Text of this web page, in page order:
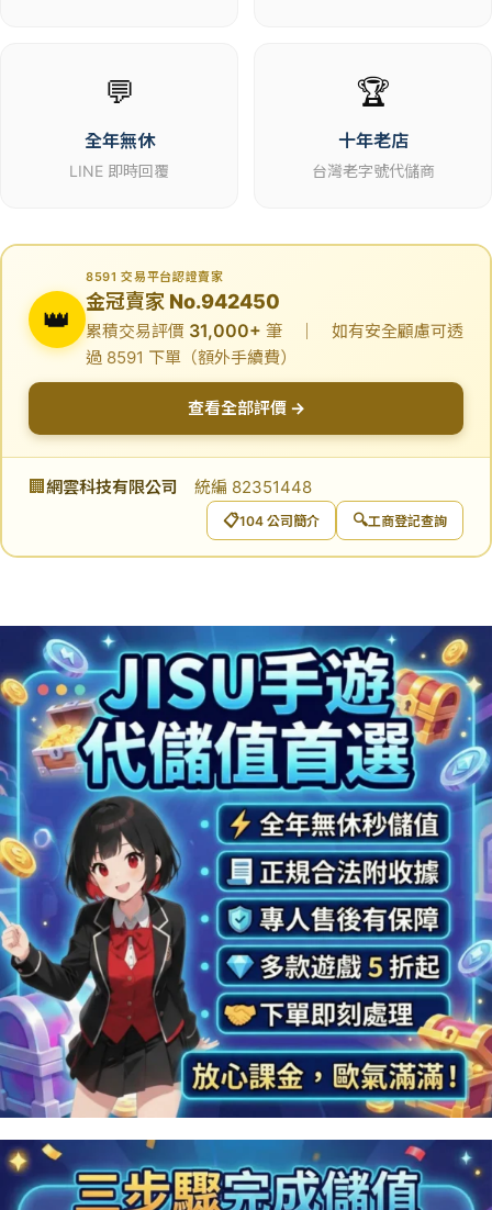
💬
全年無休
LINE 即時回覆
🏆
十年老店
台灣老字號代儲商
👑
8591 交易平台認證賣家
金冠賣家 No.942450
累積交易評價 31,000+ 筆 ｜ 如有安全顧慮可透
過 8591 下單（額外手續費）
查看全部評價 →
🏢 網雲科技有限公司 統編 82351448
📋104 公司簡介 🔍工商登記查詢